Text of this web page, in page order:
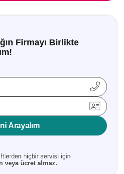
Firmayı Birlikte
Arayalım
hiçbir servisi için
veya ücret almaz.